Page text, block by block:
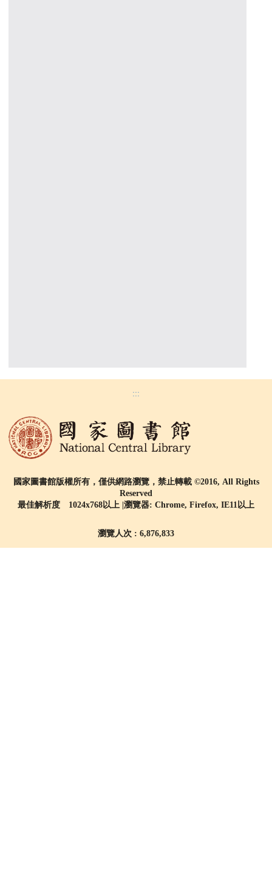
:::
國家圖書館版權所有，僅供網路瀏覽，禁止轉載 ©2016, All Rights
Reserved
最佳解析度 1024x768以上 |瀏覽器: Chrome, Firefox, IE11以上
瀏覽人次 : 6,876,833